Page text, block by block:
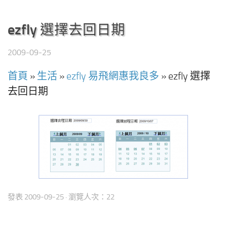
ezfly 選擇去回日期
2009-09-25
首頁 » 生活 » ezfly 易飛網惠我良多 » ezfly 選擇
去回日期
發表 2009-09-25 · 瀏覽人次：22